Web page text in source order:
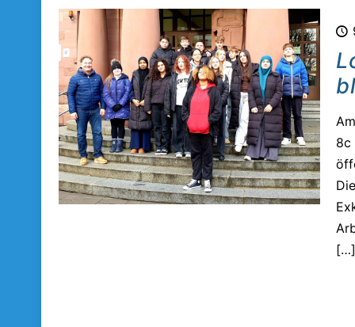
8c
[…]